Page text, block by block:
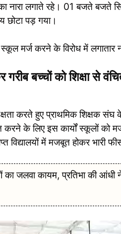
नारा लगाते रहे। 01 बजते बजते
छोटा पड़ गया।
मर्ज करने के विरोध में लगातार
बच्चों को शिक्षा से
करते हुए प्राथमिक शिक्षक
करने के लिए इस कार्यों स्कूलों को
विद्यालयों में मजबूत होकर
का जलवा कायम, प्रतिभा की